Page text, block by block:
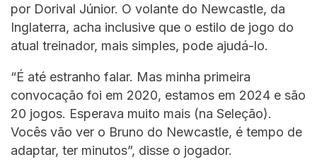
por Dorival Júnior. O volante do Newcastle, da
Inglaterra, acha inclusive que o estilo de jogo do
atual treinador, mais simples, pode ajudá-lo.
“É até estranho falar. Mas minha primeira
convocação foi em 2020, estamos em 2024 e são
20 jogos. Esperava muito mais (na Seleção).
Vocês vão ver o Bruno do Newcastle, é tempo de
adaptar, ter minutos”, disse o jogador.